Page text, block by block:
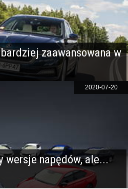
zaawansowana w
wersje napędów, ale...
2020-07-20